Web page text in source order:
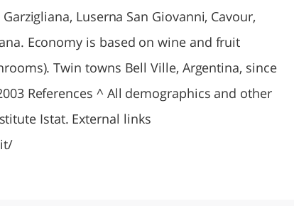
Luserna San Giovanni, Cavour,
Economy is based on wine and fruit
Twin towns Bell Ville, Argentina, since
References ^ All demographics and other
Istat. External links